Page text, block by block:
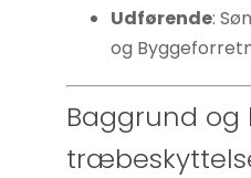
Udførende:
og
Baggrund og
fra hvordan
hjemmesiden
Oplevelse